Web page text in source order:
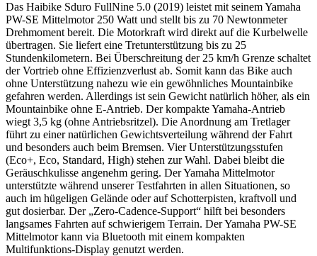
Das Haibike Sduro FullNine 5.0 (2019) leistet mit seinem Yamaha
PW-SE Mittelmotor 250 Watt und stellt bis zu 70 Newtonmeter
Drehmoment bereit. Die Motorkraft wird direkt auf die Kurbelwelle
übertragen. Sie liefert eine Tretunterstützung bis zu 25
Stundenkilometern. Bei Überschreitung der 25 km/h Grenze schaltet
der Vortrieb ohne Effizienzverlust ab. Somit kann das Bike auch
ohne Unterstützung nahezu wie ein gewöhnliches Mountainbike
gefahren werden. Allerdings ist sein Gewicht natürlich höher, als ein
Mountainbike ohne E-Antrieb. Der kompakte Yamaha-Antrieb
wiegt 3,5 kg (ohne Antriebsritzel). Die Anordnung am Tretlager
führt zu einer natürlichen Gewichtsverteilung während der Fahrt
und besonders auch beim Bremsen. Vier Unterstützungsstufen
(Eco+, Eco, Standard, High) stehen zur Wahl. Dabei bleibt die
Geräuschkulisse angenehm gering. Der Yamaha Mittelmotor
unterstützte während unserer Testfahrten in allen Situationen, so
auch im hügeligen Gelände oder auf Schotterpisten, kraftvoll und
gut dosierbar. Der „Zero-Cadence-Support“ hilft bei besonders
langsames Fahrten auf schwierigem Terrain. Der Yamaha PW-SE
Mittelmotor kann via Bluetooth mit einem kompakten
Multifunktions-Display genutzt werden.